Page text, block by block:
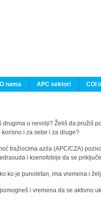
O nama APC sektori COI
drugima u nevolji? Želiš da pružiš
i za sebe i za druge?
tražiocima azila (APC/CZA)
i ksenofobije da se
ko je punoletan, ima vremena i
i vremena da se aktivno